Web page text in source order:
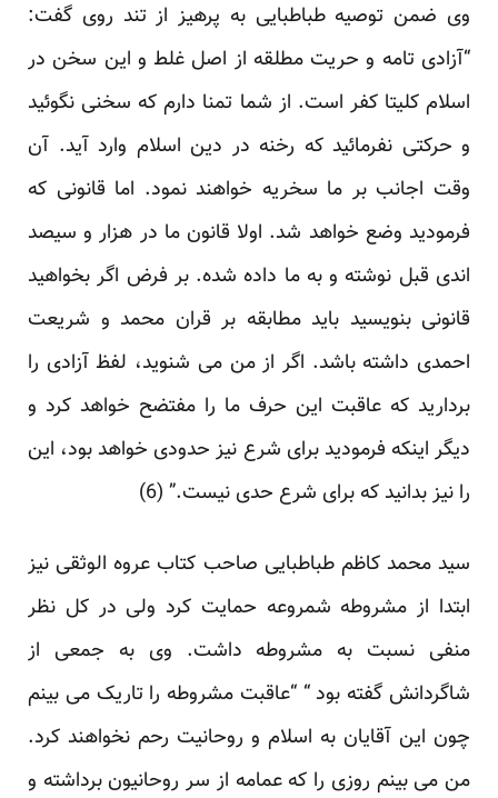
وی ضمن توصیه طباطبایی به پرهیز از تند روی گفت:
“آزادی تامه و حریت مطلقه از اصل غلط و این سخن در
اسلام کلیتا کفر است. از شما تمنا دارم که سخنی نگوئید
و حرکتی نفرمائید که رخنه در دین اسلام وارد آید. آن
وقت اجانب بر ما سخریه خواهند نمود. اما قانونی که
فرمودید وضع خواهد شد. اولا قانون ما در هزار و سیصد
اندی قبل نوشته و به ما داده شده. بر فرض اگر بخواهید
قانونی بنویسید باید مطابقه بر قران محمد و شریعت
احمدی داشته باشد. اگر از من می شنوید، لفظ آزادی را
بردارید که عاقبت این حرف ما را مفتضح خواهد کرد و
دیگر اینکه فرمودید برای شرع نیز حدودی خواهد بود، این
را نیز بدانید که برای شرع حدی نیست.” (6)
سید محمد کاظم طباطبایی صاحب کتاب عروه الوثقی نیز
ابتدا از مشروطه شمروعه حمایت کرد ولی در کل نظر
منفی نسبت به مشروطه داشت. وی به جمعی از
شاگردانش گفته بود “ “عاقبت مشروطه را تاریک می بینم
چون این آقایان به اسلام و روحانیت رحم نخواهند کرد.
من می بینم روزی را که عمامه از سر روحانیون برداشته و